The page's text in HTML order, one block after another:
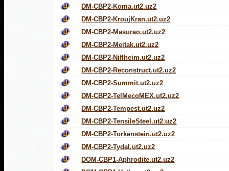
DM-CBP2-Koma.ut2.uz2
DM-CBP2-KroujKran.ut2.uz2
DM-CBP2-Masurao.ut2.uz2
DM-CBP2-Meitak.ut2.uz2
DM-CBP2-Niflheim.ut2.uz2
DM-CBP2-Reconstruct.ut2.uz2
DM-CBP2-Summit.ut2.uz2
DM-CBP2-TelMecoMEX.ut2.uz2
DM-CBP2-Tempest.ut2.uz2
DM-CBP2-TensileSteel.ut2.uz2
DM-CBP2-Torkenstein.ut2.uz2
DM-CBP2-Tydal.ut2.uz2
DOM-CBP1-Aphrodite.ut2.uz2